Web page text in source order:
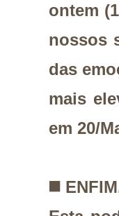
ontem
nossos
das
mais
em 20/
◼️